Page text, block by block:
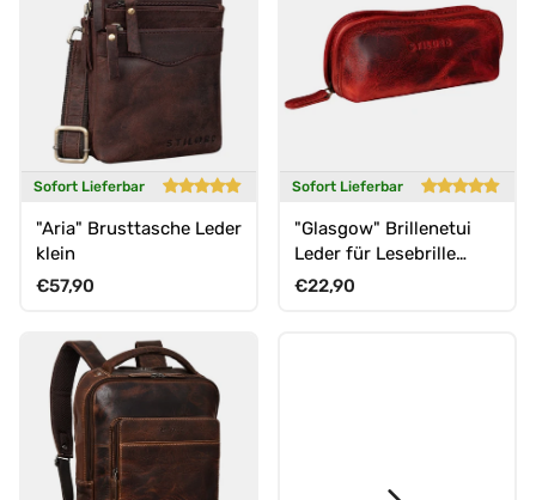
Sofort Lieferbar
"Aria" Brusttasche Leder
klein
Normaler Preis
€57,90
Sofort Lieferbar
"Glasgow" Brillenetui
Leder für Lesebrille
Sonnenbrille Tagesbrille
Normaler Preis
€22,90